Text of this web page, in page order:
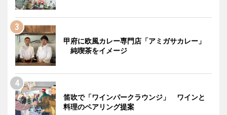
甲府に欧風カレー専門店「アミガサカレー」
純喫茶をイメージ
笛吹で「ワインパークラウンジ」 ワインと
料理のペアリング提案